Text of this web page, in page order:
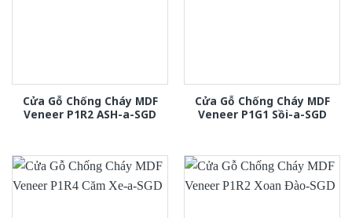
Cửa Gỗ Chống Cháy MDF
Veneer P1R2 ASH-a-SGD
Cửa Gỗ Chống Cháy MDF
Veneer P1G1 Sồi-a-SGD